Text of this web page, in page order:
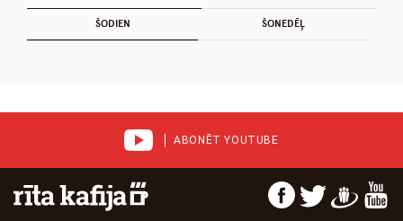
ŠODIEN ŠONEDĒĻ
ABONĒT YOUTUBE